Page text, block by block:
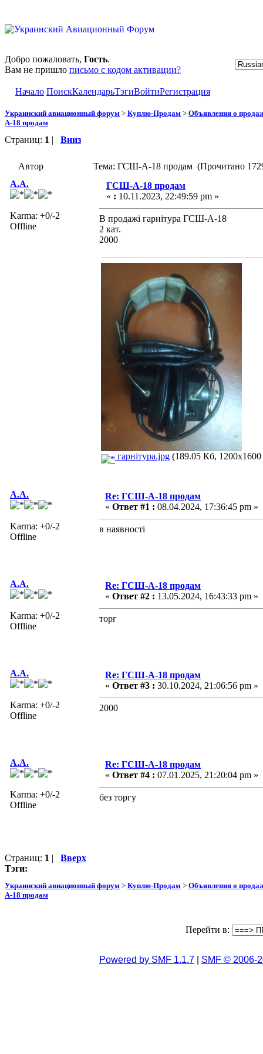
Добро пожаловать, Гость.
Вам не пришло письмо с кодом активации?
Начало ПоискКалендарьТэгиВойтиРегистрация
Украинский авиационный форум > Куплю-Продам > Объявления о
А-18 продам
Страниц: 1 | Вниз
Автор
Тема: ГСШ-А-18 продам (Прочитано
А.A.
Karma: +0/-2
Offline
ГСШ-А-18 продам
« : 10.11.2023, 22:49:59 pm »
В продажі гарнітура ГСШ-А-18
2 кат.
2000
гарнітура.jpg (189.05 Кб,
А.A.
Karma: +0/-2
Offline
Re: ГСШ-А-18 продам
« Ответ #1 : 08.04.2024, 17:36:45 pm »
в наявності
А.A.
Karma: +0/-2
Offline
Re: ГСШ-А-18 продам
« Ответ #2 : 13.05.2024, 16:43:33 pm »
торг
А.A.
Karma: +0/-2
Offline
Re: ГСШ-А-18 продам
« Ответ #3 : 30.10.2024, 21:06:56 pm »
2000
А.A.
Karma: +0/-2
Offline
Re: ГСШ-А-18 продам
« Ответ #4 : 07.01.2025, 21:20:04 pm »
без торгу
Страниц: 1 | Вверх
Тэги:
Украинский авиационный форум > Куплю-Продам > Объявления о
А-18 продам
Перейти в:
Powered by SMF 1.1.7 SMF © 2006-